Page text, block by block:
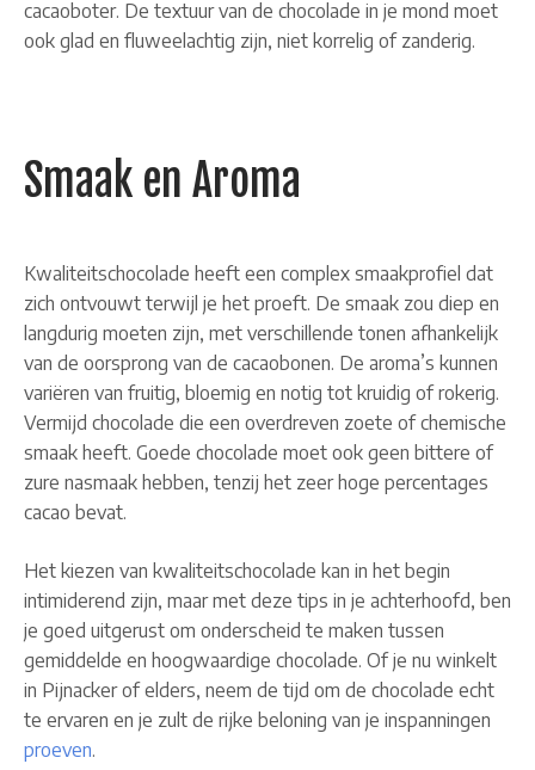
cacaoboter. De textuur van de chocolade in je mond moet
ook glad en fluweelachtig zijn, niet korrelig of zanderig.
Smaak en Aroma
Kwaliteitschocolade heeft een complex smaakprofiel dat
zich ontvouwt terwijl je het proeft. De smaak zou diep en
langdurig moeten zijn, met verschillende tonen afhankelijk
van de oorsprong van de cacaobonen. De aroma’s kunnen
variëren van fruitig, bloemig en notig tot kruidig of rokerig.
Vermijd chocolade die een overdreven zoete of chemische
smaak heeft. Goede chocolade moet ook geen bittere of
zure nasmaak hebben, tenzij het zeer hoge percentages
cacao bevat.
Het kiezen van kwaliteitschocolade kan in het begin
intimiderend zijn, maar met deze tips in je achterhoofd, ben
je goed uitgerust om onderscheid te maken tussen
gemiddelde en hoogwaardige chocolade. Of je nu winkelt
in Pijnacker of elders, neem de tijd om de chocolade echt
te ervaren en je zult de rijke beloning van je inspanningen
proeven.